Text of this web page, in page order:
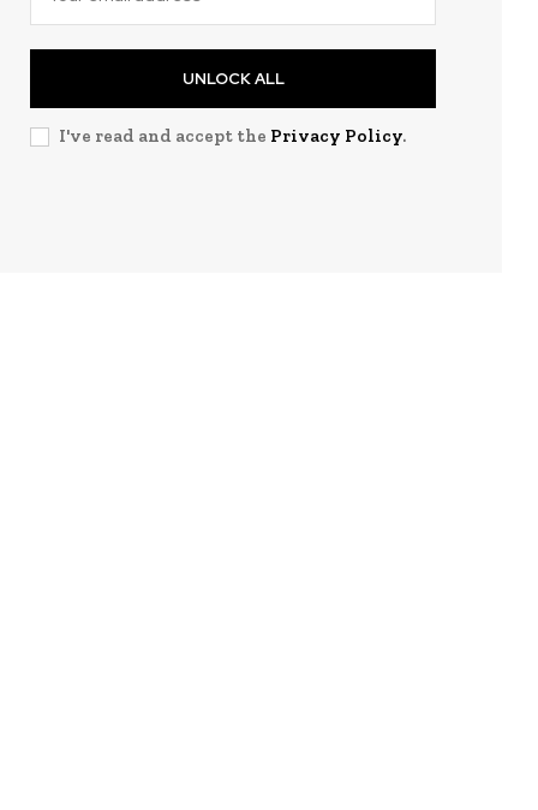
UNLOCK ALL
I've read and accept the Privacy Policy.